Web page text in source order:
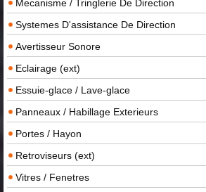
Mecanisme / Tringlerie De Direction
Systemes D'assistance De Direction
Avertisseur Sonore
Eclairage (ext)
Essuie-glace / Lave-glace
Panneaux / Habillage Exterieurs
Portes / Hayon
Retroviseurs (ext)
Vitres / Fenetres